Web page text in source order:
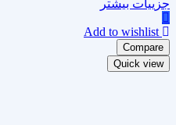
جزییات بیشتر
Add to wishlist
Compare
Quick view